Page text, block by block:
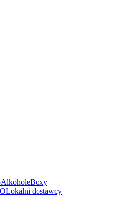
AlkoholeBoxy
Lokalni dostawcy